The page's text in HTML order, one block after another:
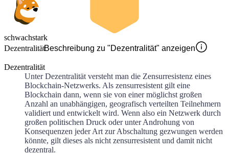
schwachstark
DezentralitätBeschreibung zu "Dezentralität" anzeigen
Dezentralität
Unter Dezentralität versteht man die Zensurresistenz eines
Blockchain-Netzwerks. Als zensurresistent gilt eine
Blockchain dann, wenn sie von einer möglichst großen
Anzahl an unabhängigen, geografisch verteilten Teilnehmern
validiert und entwickelt wird. Wenn also ein Netzwerk durch
großen politischen Druck oder unter Androhung von
Konsequenzen jeder Art zur Abschaltung gezwungen werden
könnte, gilt dieses als nicht zensurresistent und damit nicht
dezentral.